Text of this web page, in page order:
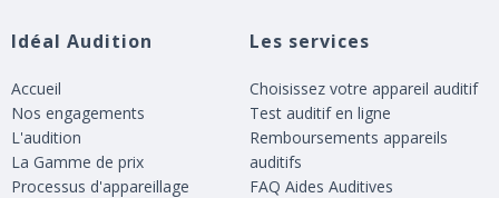
Idéal Audition
Accueil
Nos engagements
L'audition
La Gamme de prix
Processus d'appareillage
Les services
Choisissez votre appareil auditif
Test auditif en ligne
Remboursements appareils
auditifs
FAQ Aides Auditives